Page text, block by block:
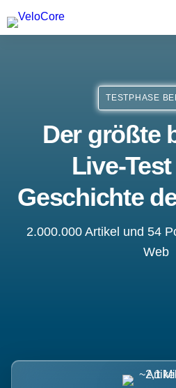
Partnerprogramm
TESTPHASE
Der größte
Live-
Geschichte
2.000.000 Artikel und 54
Web